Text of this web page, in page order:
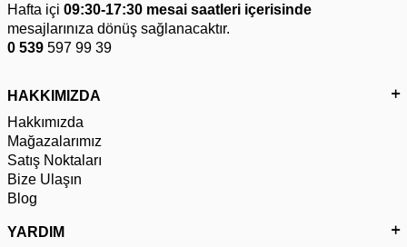
Hafta içi 09:30-17:30 mesai saatleri içerisinde
mesajlarınıza dönüş sağlanacaktır.
0 539 597 99 39
HAKKIMIZDA
Hakkımızda
Mağazalarımız
Satış Noktaları
Bize Ulaşın
Blog
YARDIM